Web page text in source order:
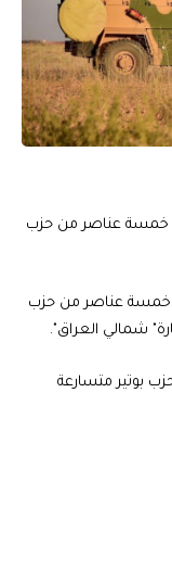
خمسة عناصر من حزب
خمسة عناصر من حزب
شمالي العراق".
بوتير متسارعة